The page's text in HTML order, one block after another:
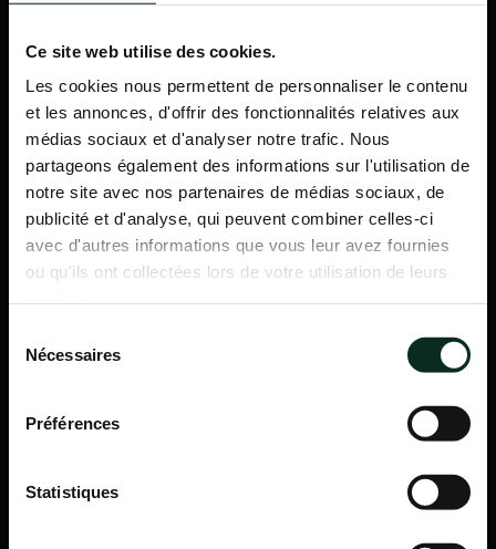
Ce site web utilise des cookies.
Les cookies nous permettent de personnaliser le contenu
et les annonces, d'offrir des fonctionnalités relatives aux
médias sociaux et d'analyser notre trafic. Nous
partageons également des informations sur l'utilisation de
notre site avec nos partenaires de médias sociaux, de
publicité et d'analyse, qui peuvent combiner celles-ci
avec d'autres informations que vous leur avez fournies
ou qu'ils ont collectées lors de votre utilisation de leurs
Nécessaires
Préférences
Statistiques
P.F.C.A Pompes Funèbres des Communes Associées